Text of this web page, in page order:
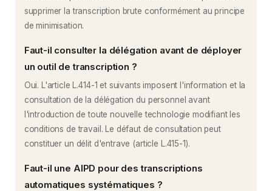
supprimer la transcription brute conformément au principe
de minimisation.
Faut-il consulter la délégation avant de déployer
un outil de transcription ?
Oui. L'article L.414-1 et suivants imposent l'information et la
consultation de la délégation du personnel avant
l'introduction de toute nouvelle technologie modifiant les
conditions de travail. Le défaut de consultation peut
constituer un délit d'entrave (article L.415-1).
Faut-il une AIPD pour des transcriptions
automatiques systématiques ?